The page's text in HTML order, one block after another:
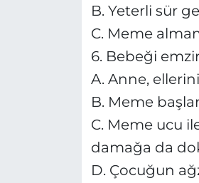
B. Yeterli sür
C. Meme
6. Bebeği
A. Anne,
B. Meme
C. Meme ucu
damağa da
D. Çocuğun